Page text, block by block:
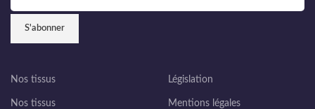
Nos tissus
Nos tissus
Législation
Mentions légales